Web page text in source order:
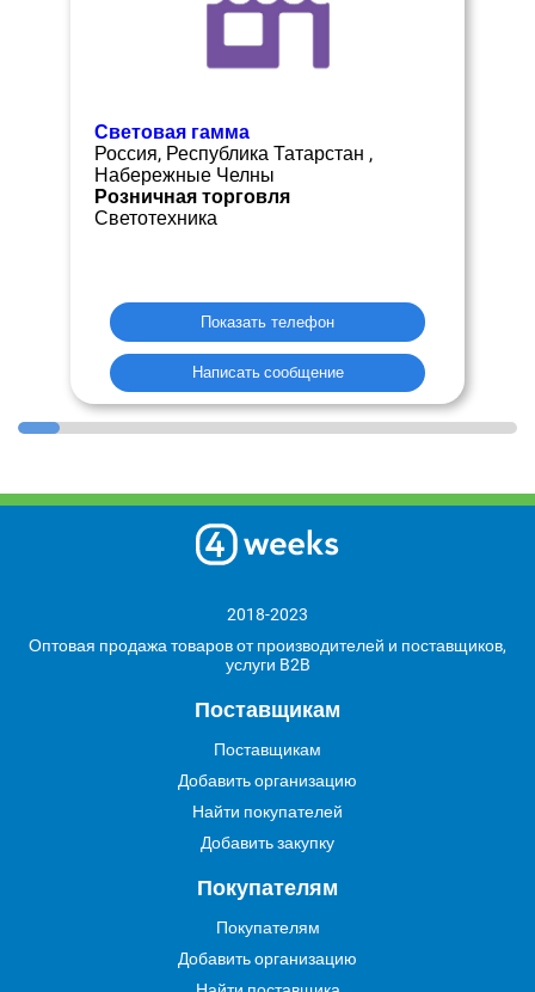
Световая гамма
Россия, Республика Татарстан ,
Набережные Челны
Розничная торговля
Светотехника
Показать телефон
Написать сообщение
2018-2023
Оптовая продажа товаров от производителей и поставщиков,
услуги B2B
Поставщикам
Поставщикам
Добавить организацию
Найти покупателей
Добавить закупку
Покупателям
Покупателям
Добавить организацию